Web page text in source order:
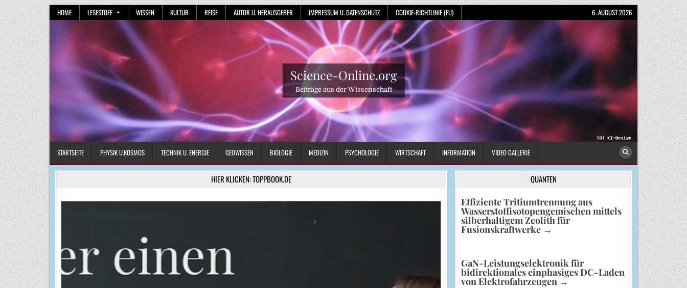
Skip
to
content
HOME LESESTOFF WISSEN KULTUR REISE AUTOR U. HERAUSGEBER IMPRESSUM U. DATENSCHUTZ COOKIE-RICHTLINIE (EU) 6. AUGUST 2026
Science-Online.org
Beiträge aus der Wissenschaft
STARTSEITE PHYSIK U.KOSMOS TECHNIK U. ENERGIE GEOWISSEN BIOLOGIE MEDIZIN PSYCHOLOGIE WIRTSCHAFT INFORMATION VIDEO GALLERIE
HIER KLICKEN: TOPPBOOK.DE QUANTEN
Effiziente Tritiumtrennung aus
Wasserstoffisotopengemischen mittels
silberhaltigem Zeolith für
Fusionskraftwerke →
GaN-Leistungselektronik für
bidirektionales einphasiges DC-Laden
von Elektrofahrzeugen →